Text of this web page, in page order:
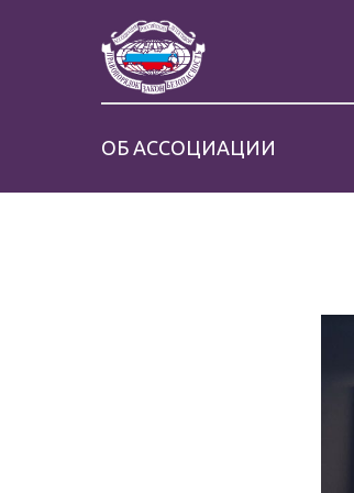
ОБ АССОЦИАЦИИ